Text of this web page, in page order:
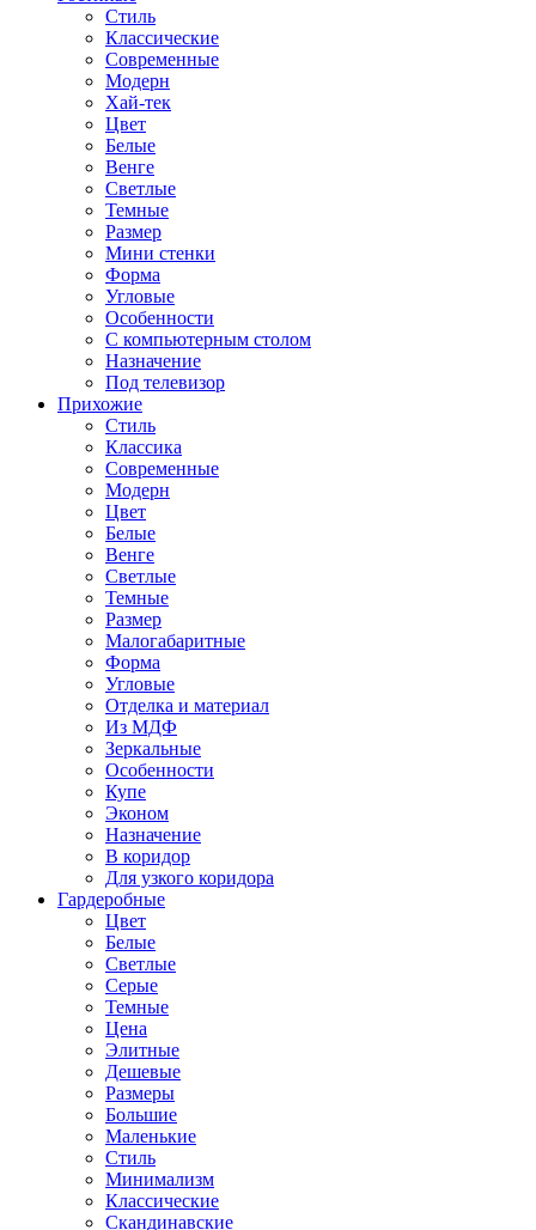
Стиль
Классические
Современные
Модерн
Хай-тек
Цвет
Белые
Венге
Светлые
Темные
Размер
Мини стенки
Форма
Угловые
Особенности
С компьютерным столом
Назначение
Под телевизор
Прихожие
Стиль
Классика
Современные
Модерн
Цвет
Белые
Венге
Светлые
Темные
Размер
Малогабаритные
Форма
Угловые
Отделка и материал
Из МДФ
Зеркальные
Особенности
Купе
Эконом
Назначение
В коридор
Для узкого коридора
Гардеробные
Цвет
Белые
Светлые
Серые
Темные
Цена
Элитные
Дешевые
Размеры
Большие
Маленькие
Стиль
Минимализм
Классические
Скандинавские